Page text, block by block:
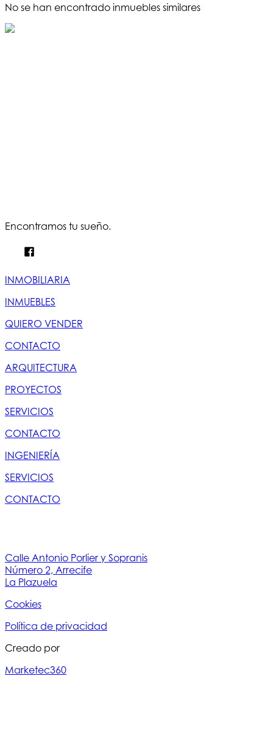
No se han encontrado inmuebles similares
Encontramos tu sueño.
INMOBILIARIA
INMUEBLES
QUIERO VENDER
CONTACTO
ARQUITECTURA
PROYECTOS
SERVICIOS
CONTACTO
INGENIERÍA
SERVICIOS
CONTACTO
Calle Antonio Porlier y Sopranis
Número 2, Arrecife
La Plazuela
Cookies
Política de privacidad
Creado por
Marketec360